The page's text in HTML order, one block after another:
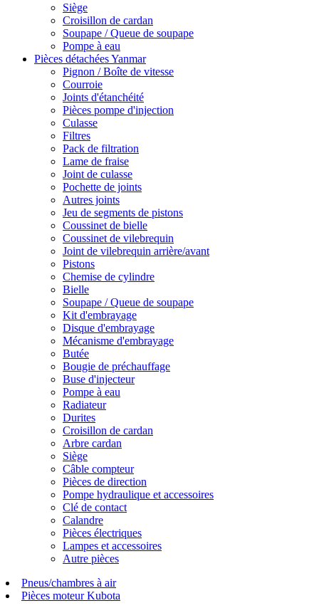
Siège
Croisillon de cardan
Soupape / Queue de soupape
Pompe à eau
Pièces détachées Yanmar
Pignon / Boîte de vitesse
Courroie
Joints d'étanchéité
Pièces pompe d'injection
Culasse
Filtres
Pack de filtration
Lame de fraise
Joint de culasse
Pochette de joints
Autres joints
Jeu de segments de pistons
Coussinet de bielle
Coussinet de vilebrequin
Joint de vilebrequin arrière/avant
Pistons
Chemise de cylindre
Bielle
Soupape / Queue de soupape
Kit d'embrayage
Disque d'embrayage
Mécanisme d'embrayage
Butée
Bougie de préchauffage
Buse d'injecteur
Pompe à eau
Radiateur
Durites
Croisillon de cardan
Arbre cardan
Siège
Câble compteur
Pièces de direction
Pompe hydraulique et accessoires
Clé de contact
Calandre
Pièces électriques
Lampes et accessoires
Autre pièces
Pneus/chambres à air
Pièces moteur Kubota